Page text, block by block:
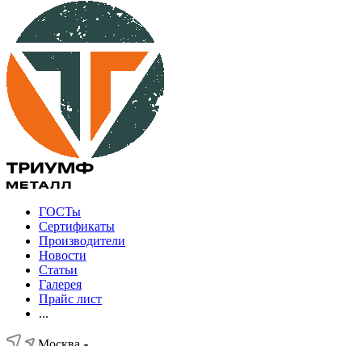
ГОСТы
Сертификаты
Производители
Новости
Статьи
Галерея
Прайс лист
...